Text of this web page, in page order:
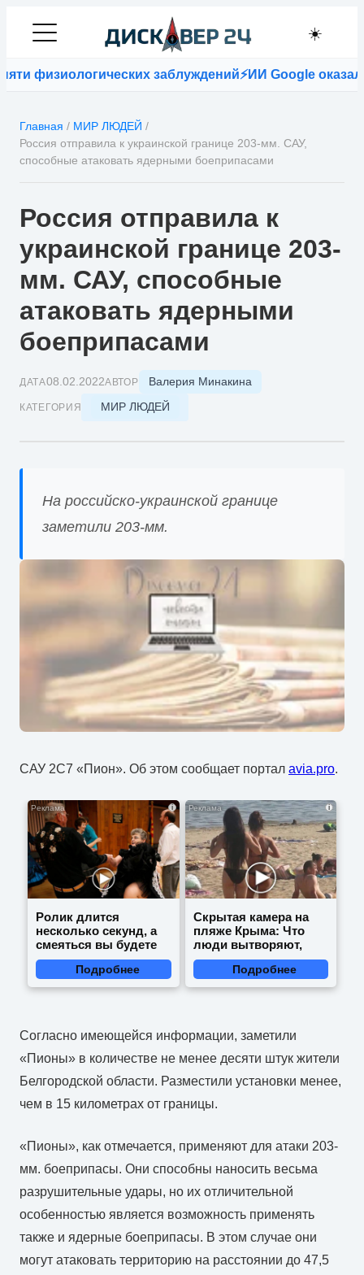
☀️
заблуждений⚡ИИ Google оказался
Главная / МИР ЛЮДЕЙ /
Россия отправила к украинской границе 203-мм. САУ,
способные атаковать ядерными боеприпасами
Россия отправила к
украинской границе 203-
мм. САУ, способные
атаковать ядерными
боеприпасами
ДАТА08.02.2022АВТОР Валерия Минакина
КАТЕГОРИЯ МИР ЛЮДЕЙ
На российско-украинской границе
заметили 203-мм.
САУ 2С7 «Пион». Об этом сообщает портал avia.pro.
i
Ролик длится
несколько секунд, а
смеяться вы будете
долго
Подробнее
i
Скрытая камера на
пляже Крыма: Что
люди вытворяют,
когда их не видят...
Подробнее
Согласно имеющейся информации, заметили
«Пионы» в количестве не менее десяти штук жители
Белгородской области. Разместили установки менее,
чем в 15 километрах от границы.
«Пионы», как отмечается, применяют для атаки 203-
мм. боеприпасы. Они способны наносить весьма
разрушительные удары, но их отличительной
особенностью является возможность применять
также и ядерные боеприпасы. В этом случае они
могут атаковать территорию на расстоянии до 47,5